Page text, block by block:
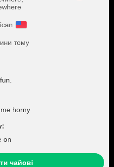
тому
horny
on
чайові